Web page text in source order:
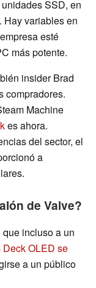
SSD, en
Hay variables en
esté
más potente.
insider Brad
compradores.
Machine
es ahora.
del sector, el
a
de Valve?
incluso a un
OLED se
a un público